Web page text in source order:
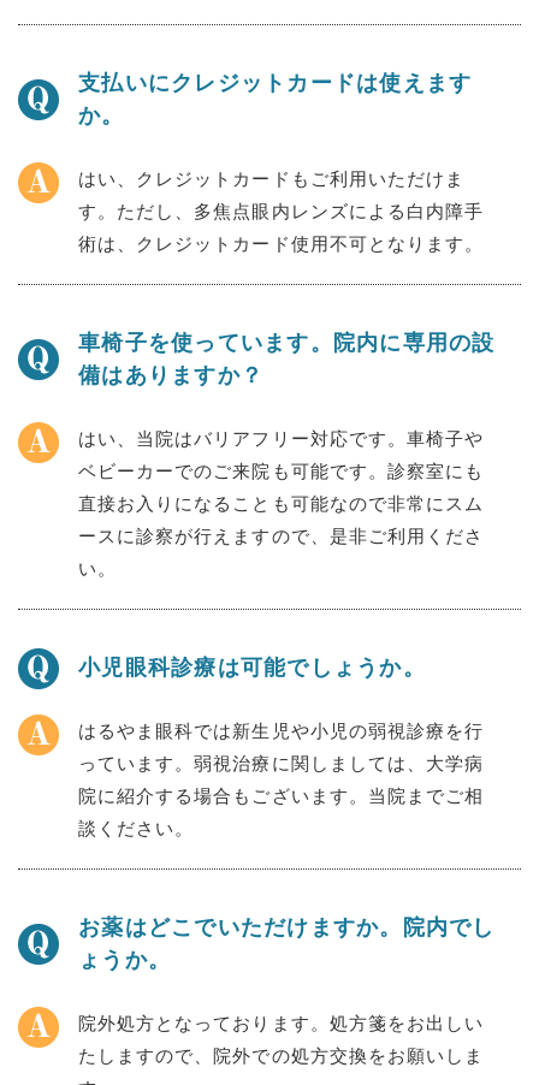
支払いにクレジットカードは使えます
か。
はい、クレジットカードもご利用いただけま
す。ただし、多焦点眼内レンズによる白内障手
術は、クレジットカード使用不可となります。
車椅子を使っています。院内に専用の設
備はありますか？
はい、当院はバリアフリー対応です。車椅子や
ベビーカーでのご来院も可能です。診察室にも
直接お入りになることも可能なので非常にスム
ースに診察が行えますので、是非ご利用くださ
い。
小児眼科診療は可能でしょうか。
はるやま眼科では新生児や小児の弱視診療を行
っています。弱視治療に関しましては、大学病
院に紹介する場合もございます。当院までご相
談ください。
お薬はどこでいただけますか。院内でし
ょうか。
院外処方となっております。処方箋をお出しい
たしますので、院外での処方交換をお願いしま